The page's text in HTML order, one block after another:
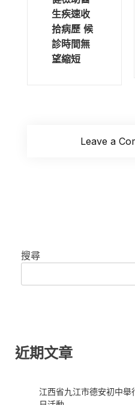
生疾速收
拾病歷 候
診時間無
望縮短
Leave a
搜尋
近期文章
江西省九江市德安初中